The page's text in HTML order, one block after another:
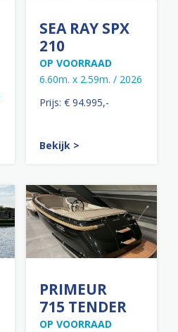
SEA RAY SPX
210
OP VOORRAAD
6.60m. x 2.59m. / 2026
Prijs: € 94.995,-
Bekijk >
PRIMEUR
715 TENDER
OP VOORRAAD